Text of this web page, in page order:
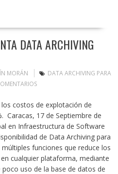
DATA ARCHIVING
MORÁN
DATA ARCHIVING PARA
costos de explotación de
Caracas, 17 de Septiembre de
en Infraestructura de Software
de Data Archiving para
funciones que reduce los
cualquier plataforma, mediante
uso de la base de datos de